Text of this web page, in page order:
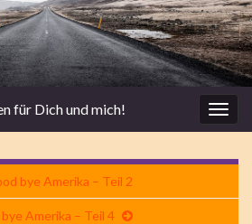
für Dich und mich!
bye Amerika – Teil 2
Amerika – Teil 4